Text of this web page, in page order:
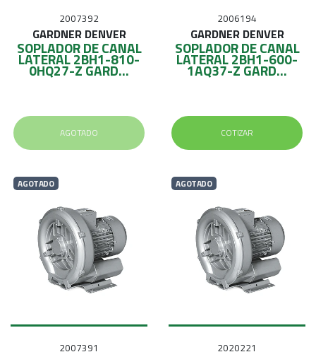
2007392
GARDNER DENVER
SOPLADOR DE CANAL
LATERAL 2BH1-810-
0HQ27-Z GARD...
AGOTADO
2006194
GARDNER DENVER
SOPLADOR DE CANAL
LATERAL 2BH1-600-
1AQ37-Z GARD...
COTIZAR
AGOTADO
2007391
AGOTADO
2020221